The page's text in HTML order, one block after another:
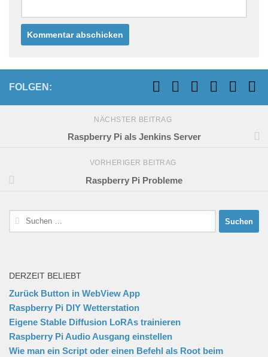
FOLGEN:
NÄCHSTER BEITRAG
Raspberry Pi als Jenkins Server
VORHERIGER BEITRAG
Raspberry Pi Probleme
Suchen
nach:
DERZEIT BELIEBT
Zurück Button in WebView App
Raspberry Pi DIY Wetterstation
Eigene Stable Diffusion LoRAs trainieren
Raspberry Pi Audio Ausgang einstellen
Wie man ein Script oder einen Befehl als Root beim